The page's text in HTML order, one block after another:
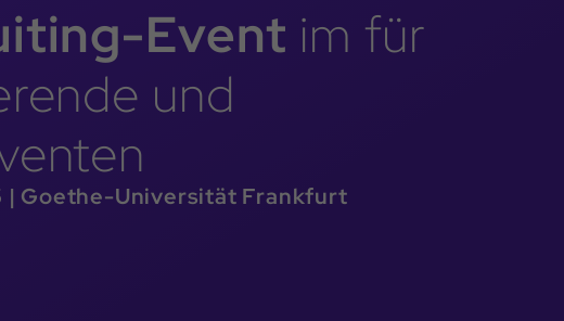
Event im für
und
| Goethe-Universität Frankfurt